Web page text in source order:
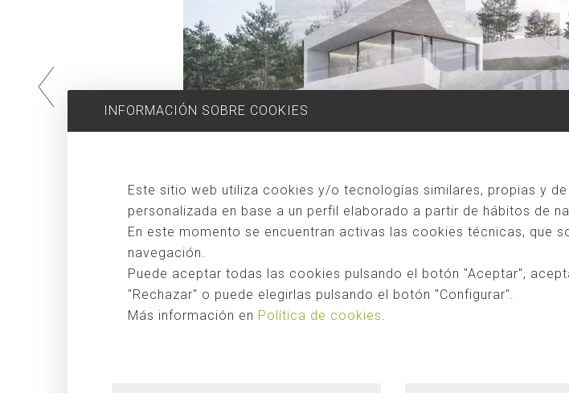
INFORMACIÓN SOBRE COOKIES
Este sitio web utiliza cookies y/o tecnologías similares, propias y
personalizada en base a un perfil elaborado a partir de hábitos de
En este momento se encuentran activas las cookies técnicas, que
navegación.
Puede aceptar todas las cookies pulsando el botón "Aceptar",
"Rechazar" o puede elegirlas pulsando el botón "Configurar".
Más información en Política de cookies